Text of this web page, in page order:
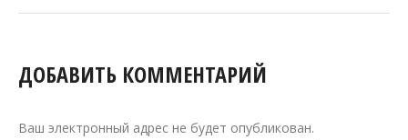
ДОБАВИТЬ КОММЕНТАРИЙ
Ваш электронный адрес не будет опубликован.